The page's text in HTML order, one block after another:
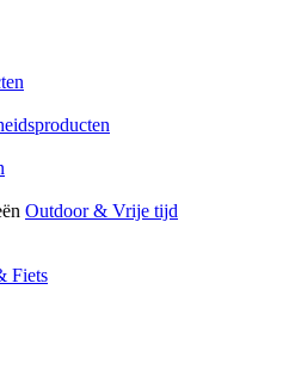
Outdoor & Vrije tijd
Fiets